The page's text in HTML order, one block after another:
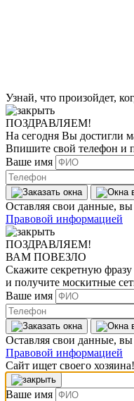
Узнай, что произойдет,
ПОЗДРАВЛЯЕМ!
На сегодня Вы достигли
Впишите свой телефон и
Ваше имя
Оставляя свои данные, вы
Правовой информацией
ПОЗДРАВЛЯЕМ!
ВАМ ПОВЕЗЛО
Скажите секретную фразу
и получите москитные
Ваше имя
Оставляя свои данные, вы
Правовой информацией
Сайт ищет своего хозяина!
Ваше имя